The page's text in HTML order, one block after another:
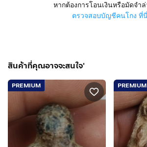
หากต้องการโอนเงินหรือมัดจำ
ตรวจสอบบัญชีคนโกง ที่
สินค้าที่คุณอาจจะสนใจ'
PREMIUM PREMIUM